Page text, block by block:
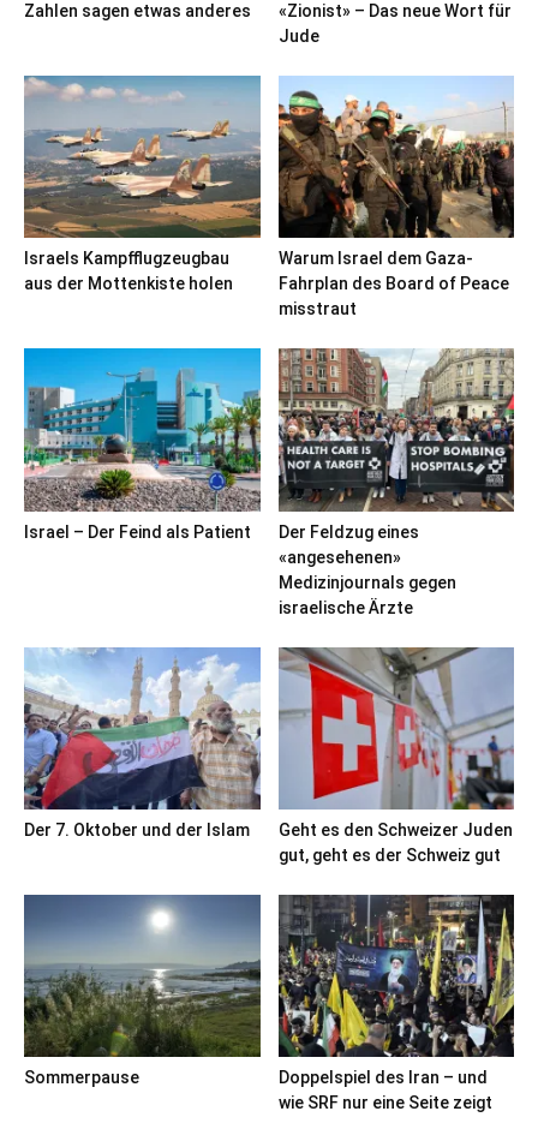
Zahlen sagen etwas anderes
«Zionist» – Das neue Wort für
Jude
Israels Kampfflugzeugbau
aus der Mottenkiste holen
Warum Israel dem Gaza-
Fahrplan des Board of Peace
misstraut
Israel – Der Feind als Patient
Der Feldzug eines
«angesehenen»
Medizinjournals gegen
israelische Ärzte
Der 7. Oktober und der Islam
Geht es den Schweizer Juden
gut, geht es der Schweiz gut
Sommerpause
Doppelspiel des Iran – und
wie SRF nur eine Seite zeigt